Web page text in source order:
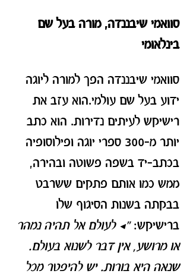
סוואמי שיבננדה, מורה בעל שם
בינלאומי
סוואמי שיבננדה הפך למורה ליוגה
ידוע בעל שם עולמי.הוא עזב את
רישיקש לעיתים נדירות. הוא כתב
יותר מ-300 ספרי יוגה ופילוסופיה
בכתב-יד בשפה פשוטה ובהירה,
ממש כמו אותם פתקים ששרבט
בבקתה בשנות הסיגוף שלו
ברישיקש: "… לעולם אל תהיה נמהר
או מרושע, אין דבר לשנוא בעולם.
שנאה היא בורות. יש להיפטר מכל